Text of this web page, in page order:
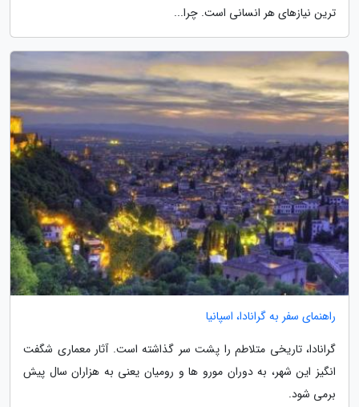
ترین نیازهای هر انسانی است. چرا...
راهنمای سفر به گرانادا، اسپانیا
گرانادا، تاریخی متلاطم را پشت سر گذاشته است. آثار معماری شگفت
انگیز این شهر، به دوران مورو ها و رومیان یعنی به هزاران سال پیش
برمی شود.